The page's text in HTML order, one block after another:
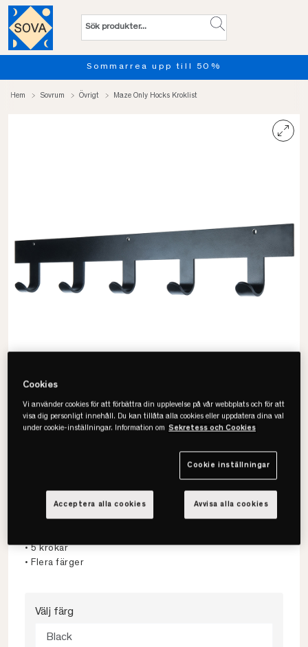
Sommarrea upp till 50%
Hem Sovrum Övrigt Maze Only Hocks Kroklist
Maze
Only Hocks Kroklist
• 5 krokar
• Flera färger
Välj färg
Black
Cookies
Vi använder cookies för att förbättra din upplevelse på vår webbplats och för att
visa dig personligt innehåll. Du kan tillåta alla cookies eller uppdatera dina val
under cookie-inställningar. Information om Sekretess och Cookies
Cookie inställningar
Avvisa alla cookies
Acceptera alla cookies